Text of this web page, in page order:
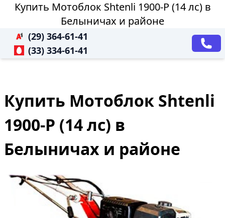
Купить Мотоблок Shtenli 1900-P (14 лс) в
Белыничах и районе
(29) 364-61-41
(33) 334-61-41
Купить Мотоблок Shtenli
1900-P (14 лс) в
Белыничах и районе